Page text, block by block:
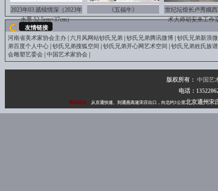
2023年03.舐犊情深（2023年
水墨 52.5cm×37cm）
《五福牛》
世纪坛馆长卢秀娥
术大师胡安来工作
友情链接
河南省美术家协会主办 六月风网站钞氏兄弟 钞氏兄弟腾讯微博 钞氏兄弟新浪
弟百度个人中心 钞氏兄弟搜狐空间 钞氏兄弟开心网艺术空间
钞氏兄弟姓氏族谱
会雕塑艺委会 中国艺术家协会
版权所有： 中国艺
电话：
驱车路线： 从京通快速、到通燕高速宋庄出口，向北约3公里北京通州宋